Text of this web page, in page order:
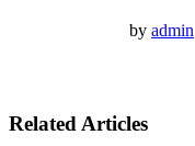
by admin
Related Articles